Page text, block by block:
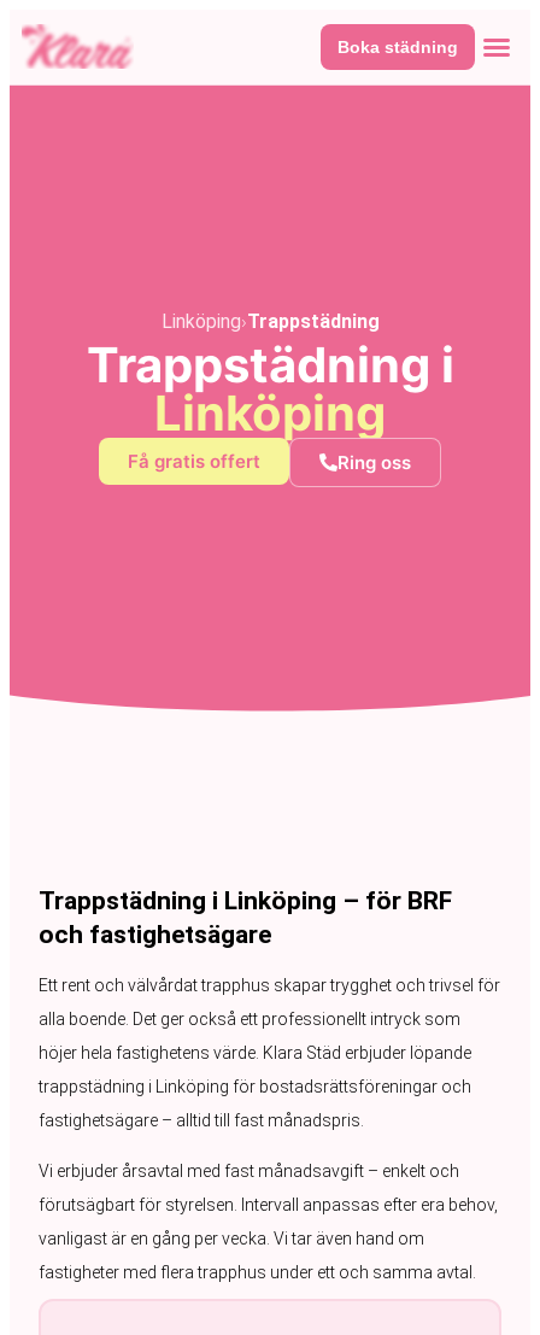
Boka städning
Linköping›Trappstädning
Trappstädning i
Linköping
Få gratis offert Ring oss
Trappstädning i Linköping – för BRF
och fastighetsägare
Ett rent och välvårdat trapphus skapar trygghet och trivsel för
alla boende. Det ger också ett professionellt intryck som
höjer hela fastighetens värde. Klara Städ erbjuder löpande
trappstädning i Linköping för bostadsrättsföreningar och
fastighetsägare – alltid till fast månadspris.
Vi erbjuder årsavtal med fast månadsavgift – enkelt och
förutsägbart för styrelsen. Intervall anpassas efter era behov,
vanligast är en gång per vecka. Vi tar även hand om
fastigheter med flera trapphus under ett och samma avtal.